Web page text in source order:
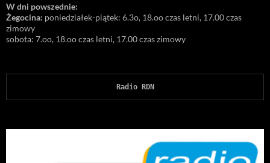
W dni powszednie:
Żegocina: poniedziałek-piątek: 6.3o, 18.oo czas letni, 17.00 czas
zimowy
sobota: 7.oo, 18.oo czas letni, 17.00 czas zimowy
Radio RDN